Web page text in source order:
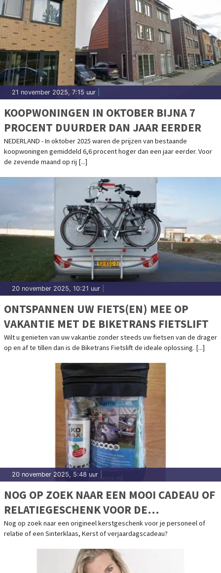
21 november 2025, 7:15 uur
KOOPWONINGEN IN OKTOBER BIJNA 7
PROCENT DUURDER DAN JAAR EERDER
NEDERLAND - In oktober 2025 waren de prijzen van bestaande
koopwoningen gemiddeld 6,6 procent hoger dan een jaar eerder. Voor
de zevende maand op rij [...]
20 november 2025, 10:21 uur
ONTSPANNEN UW FIETS(EN) MEE OP
VAKANTIE MET DE BIKETRANS FIETSLIFT
Wilt u genieten van uw vakantie zonder steeds uw fietsen van de drager
op en af te tillen dan is de Biketrans Fietslift de ideale oplossing. [...]
20 november 2025, 5:48 uur
NOG OP ZOEK NAAR EEN MOOI CADEAU OF
RELATIEGESCHENK VOOR DE
FEESTDAGEN?
Nog op zoek naar een origineel kerstgeschenk voor je personeel of
relatie of een Sinterklaas, Kerst of verjaardagscadeau?